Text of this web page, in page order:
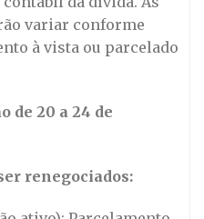
variar conforme
à vista ou parcelado
de 20 a 24 de
renegociados: